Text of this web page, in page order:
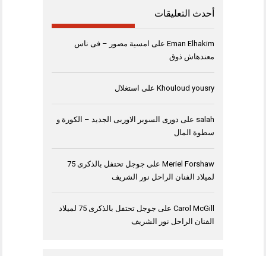
أحدث التعليقات
Eman Elhakim على امسية مصور – فى ناس
معندهاش ذوق
Khouloud yousry على استغلال
salah على دورى السوبر الاوربى الجديد – الكورة و
سطوة المال
Meriel Forshaw على
جوجل تحتفل بالذكرى 75
لميلاد الفنان الراحل نور الشريف
Carol McGill على
جوجل تحتفل بالذكرى 75 لميلاد
الفنان الراحل نور الشريف